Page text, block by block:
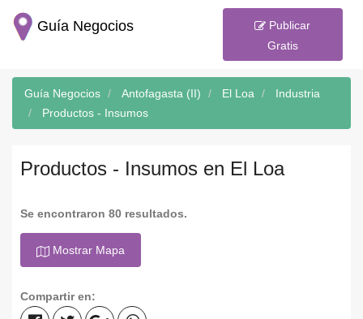
Guía Negocios
Publicar
Gratis
Guía Negocios Antofagasta (II) El Loa
Industria
Productos - Insumos
Productos - Insumos en El Loa
Se encontraron 80 resultados.
Mostrar Mapa
Compartir en: